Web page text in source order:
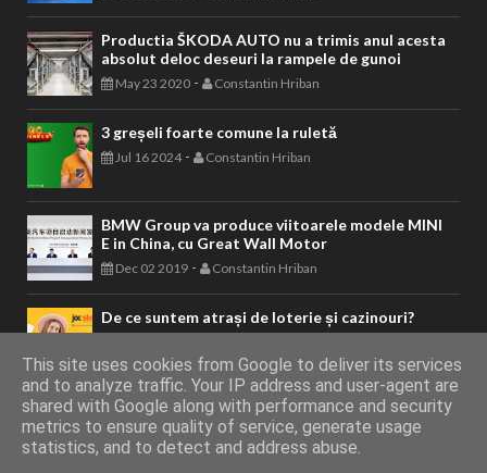
Productia ŠKODA AUTO nu a trimis anul acesta
absolut deloc deseuri la rampele de gunoi
May 23 2020 - Constantin Hriban
3 greșeli foarte comune la ruletă
Jul 16 2024- Constantin Hriban
BMW Group va produce viitoarele modele MINI
E in China, cu Great Wall Motor
Dec 02 2019 - Constantin Hriban
De ce suntem atrași de loterie și cazinouri?
AUTOVITAL - Blog AutoCopyright © 2011 - 2026. Toate drepturile
This site uses cookies from Google to deliver its services
and to analyze traffic. Your IP address and user-agent are
shared with Google along with performance and security
metrics to ensure quality of service, generate usage
statistics, and to detect and address abuse.